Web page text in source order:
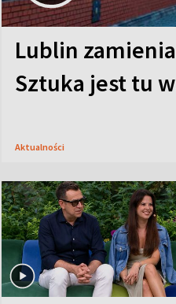
Lublin
Sztuka jest tu
Aktualności